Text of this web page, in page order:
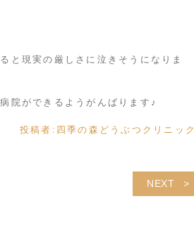
と現実の厳しさに泣きそうになりま
院ができるようがんばります♪
投稿者: 四季の森どうぶつクリニック
NEXT